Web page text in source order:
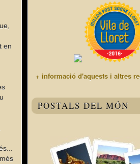
en
+ informació d'aquests i altres
POSTALS DEL MÓN